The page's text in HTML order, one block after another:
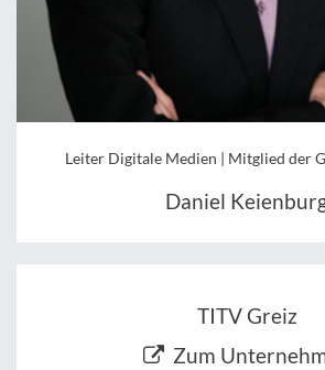
Leiter Digitale Medien | Mitglied der
Daniel
TITV Greiz
Zum